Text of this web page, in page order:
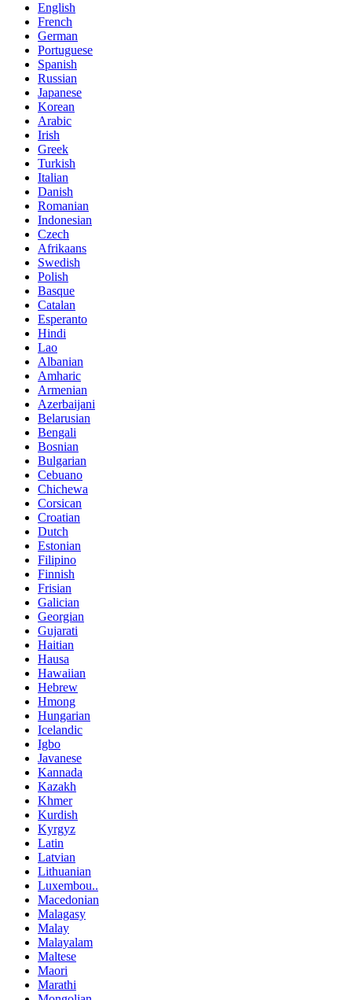
English
French
German
Portuguese
Spanish
Russian
Japanese
Korean
Arabic
Irish
Greek
Turkish
Italian
Danish
Romanian
Indonesian
Czech
Afrikaans
Swedish
Polish
Basque
Catalan
Esperanto
Hindi
Lao
Albanian
Amharic
Armenian
Azerbaijani
Belarusian
Bengali
Bosnian
Bulgarian
Cebuano
Chichewa
Corsican
Croatian
Dutch
Estonian
Filipino
Finnish
Frisian
Galician
Georgian
Gujarati
Haitian
Hausa
Hawaiian
Hebrew
Hmong
Hungarian
Icelandic
Igbo
Javanese
Kannada
Kazakh
Khmer
Kurdish
Kyrgyz
Latin
Latvian
Lithuanian
Luxembou..
Macedonian
Malagasy
Malay
Malayalam
Maltese
Maori
Marathi